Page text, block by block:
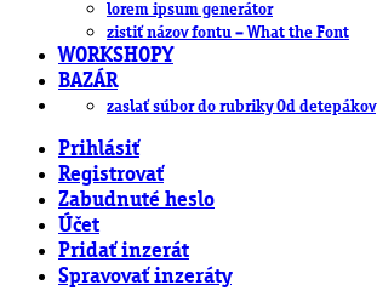
lorem ipsum generátor
zistiť názov fontu – What the Font
WORKSHOPY
BAZÁR
zaslať súbor do rubriky Od detepákov
Prihlásiť
Registrovať
Zabudnuté heslo
Účet
Pridať inzerát
Spravovať inzeráty